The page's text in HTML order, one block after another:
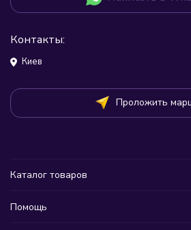
Контакты:
Киев
Проложить
Каталог товаров
Помощь